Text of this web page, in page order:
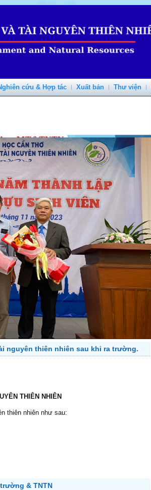
cứu & Hợp tác Xuất bản Thư viện
nguyên thiên nhiên sau khi ra trường.
THIÊN NHIÊN
thiên nhiên như sau:
& TNTN